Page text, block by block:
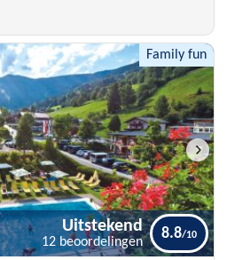
Family fun
Uitstekend
12 beoordelingen
8.8